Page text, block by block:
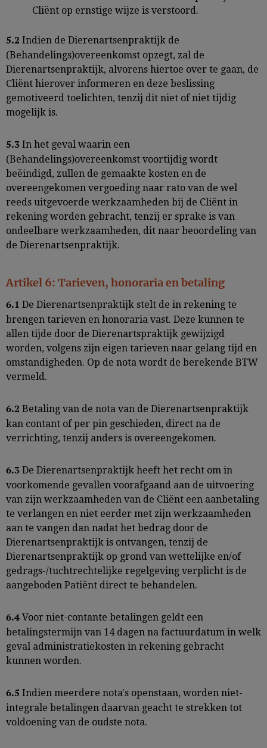
Cliënt op ernstige wijze is verstoord.
5.2 Indien de Dierenartsenpraktijk de
(Behandelings)overeenkomst opzegt, zal de
Dierenartsenpraktijk, alvorens hiertoe over te gaan, de
Cliënt hierover informeren en deze beslissing
gemotiveerd toelichten, tenzij dit niet of niet tijdig
mogelijk is.
5.3 In het geval waarin een
(Behandelings)overeenkomst voortijdig wordt
beëindigd, zullen de gemaakte kosten en de
overeengekomen vergoeding naar rato van de wel
reeds uitgevoerde werkzaamheden bij de Cliënt in
rekening worden gebracht, tenzij er sprake is van
ondeelbare werkzaamheden, dit naar beoordeling van
de Dierenartsenpraktijk.
Artikel 6: Tarieven, honoraria en betaling
6.1 De Dierenartsenpraktijk stelt de in rekening te
brengen tarieven en honoraria vast. Deze kunnen te
allen tijde door de Dierenartspraktijk gewijzigd
worden, volgens zijn eigen tarieven naar gelang tijd en
omstandigheden. Op de nota wordt de berekende BTW
vermeld.
6.2 Betaling van de nota van de Dierenartsenpraktijk
kan contant of per pin geschieden, direct na de
verrichting, tenzij anders is overeengekomen.
6.3 De Dierenartsenpraktijk heeft het recht om in
voorkomende gevallen voorafgaand aan de uitvoering
van zijn werkzaamheden van de Cliënt een aanbetaling
te verlangen en niet eerder met zijn werkzaamheden
aan te vangen dan nadat het bedrag door de
Dierenartsenpraktijk is ontvangen, tenzij de
Dierenartsenpraktijk op grond van wettelijke en/of
gedrags-/tuchtrechtelijke regelgeving verplicht is de
aangeboden Patiënt direct te behandelen.
6.4 Voor niet-contante betalingen geldt een
betalingstermijn van 14 dagen na factuurdatum in welk
geval administratiekosten in rekening gebracht
kunnen worden.
6.5 Indien meerdere nota's openstaan, worden niet-
integrale betalingen daarvan geacht te strekken tot
voldoening van de oudste nota.